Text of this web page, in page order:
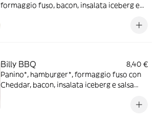
formaggio fuso, bacon, insalata iceberg e
Billy BBQ
8,40 €
Panino*, hamburger*, formaggio fuso con
Cheddar, bacon, insalata iceberg e salsa